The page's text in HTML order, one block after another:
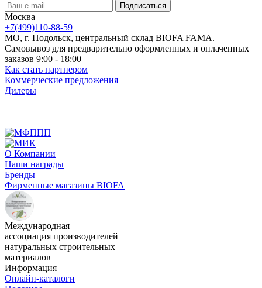
Москва
+7(499)110-88-59
МО, г. Подольск, центральный склад BIOFA FAMA.
Самовывоз для предварительно оформленных и оплаченных
заказов 9:00 - 18:00
Как стать партнером
Коммерческие предложения
Дилеры
О Компании
Наши награды
Бренды
Фирменные магазины BIOFA
Международная
ассоциация производителей
натуральных строительных
материалов
Информация
Онлайн-каталоги